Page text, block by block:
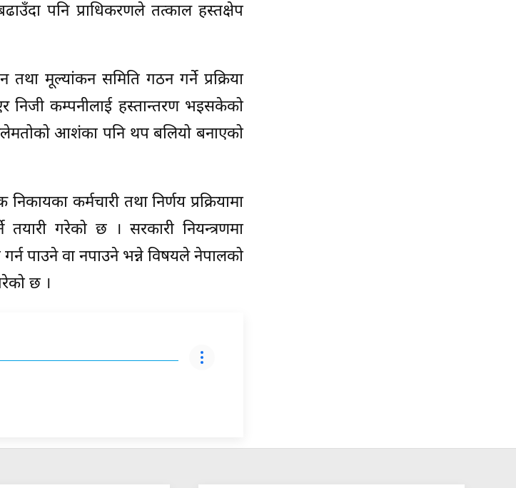
पनि प्राधिकरणले तत्काल हस्तक्षेप
तथा मूल्यांकन समिति गठन गर्ने प्रक्रिया
निजी कम्पनीलाई हस्तान्तरण भइसकेको
आशंका पनि थप बलियो बनाएको
कर्मचारी तथा निर्णय प्रक्रियामा
गरेको छ । सरकारी नियन्त्रणमा
पाउने वा नपाउने भन्ने विषयले नेपालको
छ ।